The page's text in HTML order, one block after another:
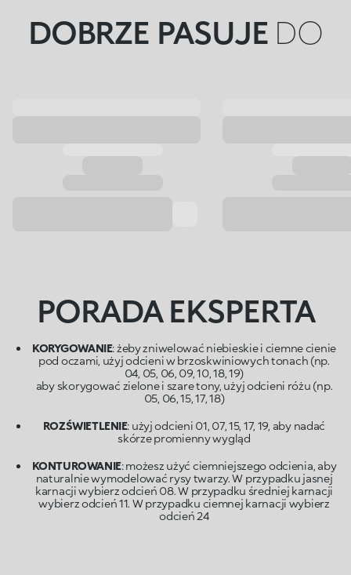
DOBRZE PASUJE DO
PORADA EKSPERTA
KORYGOWANIE: żeby zniwelować niebieskie i ciemne cienie
pod oczami, użyj odcieni w brzoskwiniowych tonach (np.
04, 05, 06, 09, 10, 18, 19)
aby skorygować zielone i szare tony, użyj odcieni różu (np.
05, 06, 15, 17, 18)
ROZŚWIETLENIE: użyj odcieni 01, 07, 15, 17, 19, aby nadać
skórze promienny wygląd
KONTUROWANIE: możesz użyć ciemniejszego odcienia, aby
naturalnie wymodelować rysy twarzy. W przypadku jasnej
karnacji wybierz odcień 08. W przypadku średniej karnacji
wybierz odcień 11. W przypadku ciemnej karnacji wybierz
odcień 24